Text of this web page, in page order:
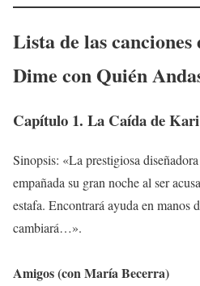
Lista de las
Dime con Quién
Capítulo 1. La Caída de Kari
Sinopsis: «La prestigiosa
empañada su gran noche al ser
estafa. Encontrará ayuda en manos
cambiará…».
Amigos (con María Becerra)